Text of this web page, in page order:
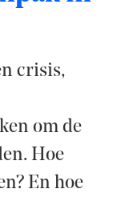
crisis,
om de
Hoe
En hoe